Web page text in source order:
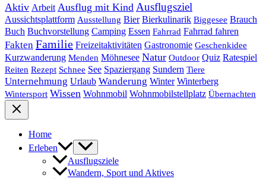
Aktiv Arbeit Ausflug mit Kind Ausflugsziel
Aussichtsplattform Ausstellung Bier Bierkulinarik Biggesee Brauch
Buch Buchvorstellung Camping Essen Fahrrad Fahrrad fahren
Fakten Familie Freizeitaktivitäten Gastronomie Geschenkidee
Kurzwanderung Menden Möhnesee Natur Outdoor Quiz Ratespiel
Reiten Rezept Schnee See Spaziergang Sundern Tiere
Unternehmung Urlaub Wanderung Winter Winterberg
Wintersport Wissen Wohnmobil Wohnmobilstellplatz Übernachten
Home
Erleben
Ausflugsziele
Wandern, Sport und Aktives